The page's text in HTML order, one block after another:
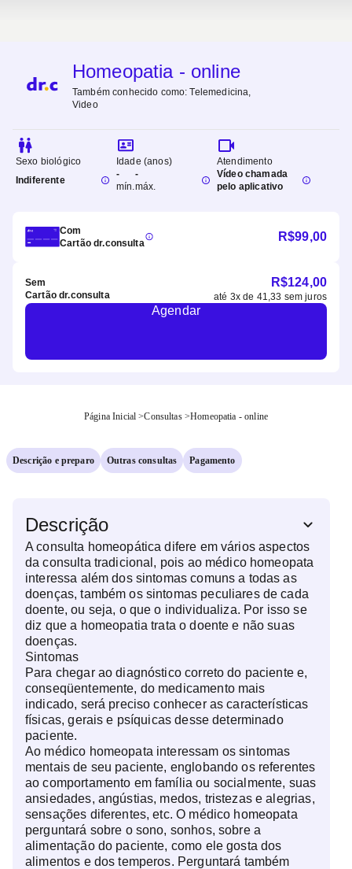
Homeopatia - online
Também conhecido como:Telemedicina,
Video
Sexo biológico
Indiferente
Idade (anos)
-
mín.
-
máx.
Atendimento
Vídeo chamada
pelo aplicativo
Com
Cartão dr.consulta
R$99,00
Sem
Cartão dr.consulta
R$124,00
até 3x de 41,33 sem juros
Agendar
Página Inicial >Consultas >Homeopatia - online
Descrição e preparo Outras consultas Pagamento
Descrição
A consulta homeopática difere em vários aspectos
da consulta tradicional, pois ao médico homeopata
interessa além dos sintomas comuns a todas as
doenças, também os sintomas peculiares de cada
doente, ou seja, o que o individualiza. Por isso se
diz que a homeopatia trata o doente e não suas
doenças.
Sintomas
Para chegar ao diagnóstico correto do paciente e,
conseqüentemente, do medicamento mais
indicado, será preciso conhecer as características
físicas, gerais e psíquicas desse determinado
paciente.
Ao médico homeopata interessam os sintomas
mentais de seu paciente, englobando os referentes
ao comportamento em família ou socialmente, suas
ansiedades, angústias, medos, tristezas e alegrias,
sensações diferentes, etc. O médico homeopata
perguntará sobre o sono, sonhos, sobre a
alimentação do paciente, como ele gosta dos
alimentos e dos temperos. Perguntará também